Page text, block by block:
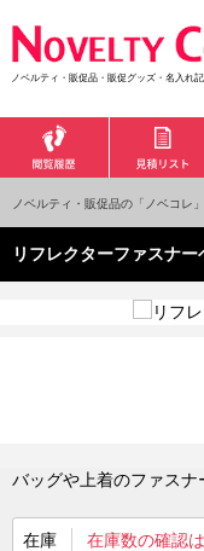
ノベルティ・販促品・販促グッズ・名入れ
ノベルティ・販促品の「ノベコレ」
リフレクターファスナー
バッグや上着のファスナ
在庫 在庫数の確認